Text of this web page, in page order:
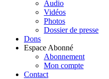
Audio
Vidéos
Photos
Dossier de presse
Dons
Espace Abonné
Abonnement
Mon compte
Contact